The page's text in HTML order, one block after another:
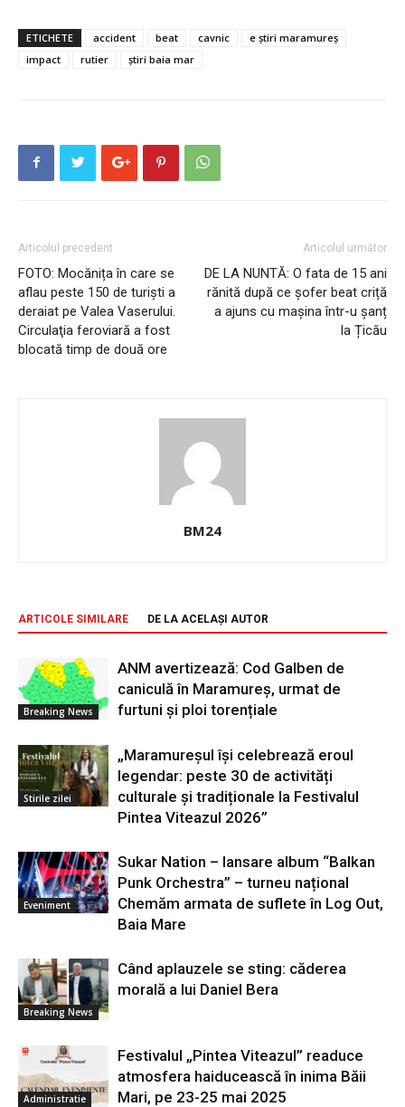
ETICHETE accident beat cavnic
e știri maramureș
impact
rutier știri baia mar
Articolul precedent
FOTO: Mocănița în care se
aflau peste 150 de turişti a
deraiat pe Valea Vaserului.
Circulaţia feroviară a fost
blocată timp de două ore
Articolul următor
DE LA NUNTĂ: O fata de 15 ani
rănită după ce șofer beat criță
a ajuns cu mașina într-u șanț
la Țicău
BM24
ARTICOLE SIMILARE DE LA ACELAȘI AUTOR
Breaking News
ANM avertizează: Cod Galben de
caniculă în Maramureș, urmat de
furtuni și ploi torențiale
Stirile zilei
„Maramureșul își celebrează eroul
legendar: peste 30 de activități
culturale și tradiționale la Festivalul
Pintea Viteazul 2026”
Eveniment
Sukar Nation – lansare album “Balkan
Punk Orchestra” – turneu național
Chemăm armata de suflete în Log Out,
Baia Mare
Breaking News
Când aplauzele se sting: căderea
morală a lui Daniel Bera
Administratie
Festivalul „Pintea Viteazul” readuce
atmosfera haiducească în inima Băii
Mari, pe 23-25 mai 2025